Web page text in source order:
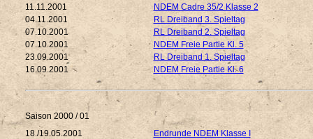
11.11.2001
NDEM Cadre 35/2 Klasse 2
04.11.2001
RL Dreiband 3. Spieltag
07.10.2001
RL Dreiband 2. Spieltag
07.10.2001
NDEM Freie Partie Kl. 5
23.09.2001
RL Dreiband 1. Spieltag
16.09.2001
NDEM Freie Partie Kl. 6
Saison 2000 / 01
18./19.05.2001
Endrunde NDEM Klasse I